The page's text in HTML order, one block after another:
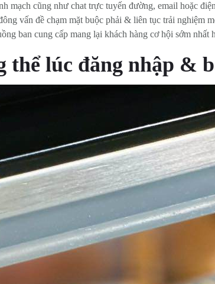
mạch cũng như chat trực tuyến đường, email hoặc
vấn đề chạm mặt buộc phải & liên tục trải
ban cung cấp mang lại khách hàng cơ hội sớm
lúc đăng nhập &